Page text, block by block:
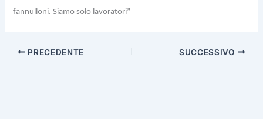
fannulloni. Siamo solo lavoratori”
PRECEDENTE SUCCESSIVO